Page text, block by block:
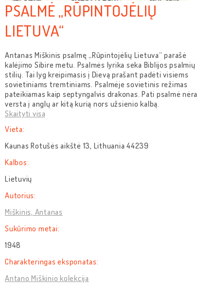
PSALMĖ „RŪPINTOJĖLIŲ
LIETUVA“
Antanas Miškinis psalmę „Rūpintojėlių Lietuva“ parašė
kalėjimo Sibire metu. Psalmės lyrika seka Biblijos psalmių
stilių. Tai lyg kreipimasis į Dievą prašant padėti visiems
sovietiniams tremtiniams. Psalmėje sovietinis režimas
pateikiamas kaip septyngalvis drakonas. Pati psalmė nėra
versta į anglų ar kitą kurią nors užsienio kalbą.
Skaityti visą
Vieta:
Kaunas Rotušės aikštė 13, Lithuania 44239
Kalbos:
Lietuvių
Autorius:
Miškinis, Antanas
Sukūrimo metai:
1948
Charakteringas eksponatas:
Antano Miškinio kolekcija